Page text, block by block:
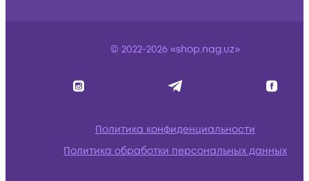
© 2022-2026 «shop.nag.uz»
Политика конфиденциальности
Политика обработки персональных данных